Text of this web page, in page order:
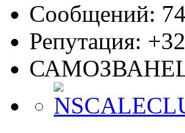
Сообщений:
Репутация: